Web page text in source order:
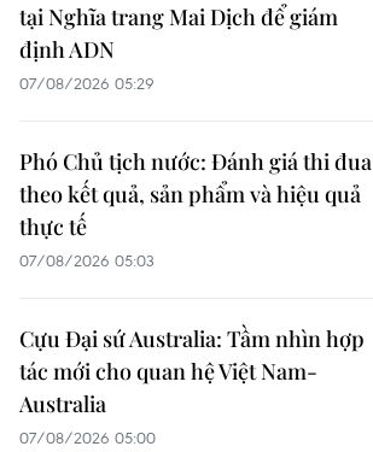
tại Nghĩa trang Mai Dịch để giám
định ADN
07/08/2026 05:29
Phó Chủ tịch nước: Đánh giá thi đua
theo kết quả, sản phẩm và hiệu quả
thực tế
07/08/2026 05:03
Cựu Đại sứ Australia: Tầm nhìn hợp
tác mới cho quan hệ Việt Nam-
Australia
07/08/2026 05:00